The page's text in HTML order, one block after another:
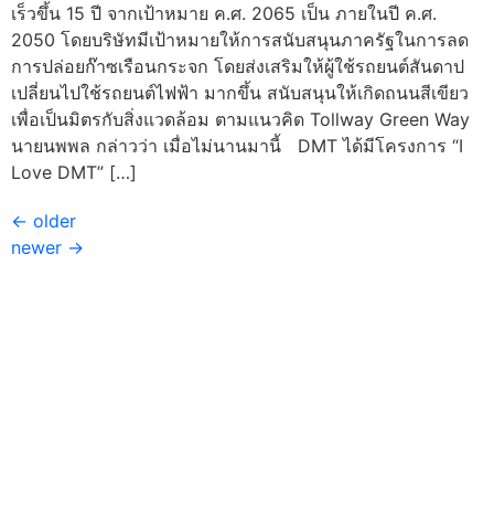
เร็วขึ้น 15 ปี จากเป้าหมาย ค.ศ. 2065 เป็น ภายในปี ค.ศ.
2050 โดยบริษัทมีเป้าหมายให้การสนับสนุนภาครัฐในการลด
การปล่อยก๊าซเรือนกระจก โดยส่งเสริมให้ผู้ใช้รถยนต์สันดาป
เปลี่ยนไปใช้รถยนต์ไฟฟ้า มากขึ้น สนับสนุนให้เกิดถนนสีเขียว
เพื่อเป็นมิตรกับสิ่งแวดล้อม ตามแนวคิด Tollway Green Way
นายนพพล กล่าวว่า เมื่อไม่นานมานี้ DMT ได้มีโครงการ “I
Love DMT” […]
← older
newer →